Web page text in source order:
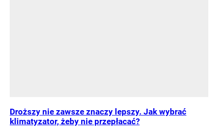
Droższy nie zawsze znaczy lepszy. Jak wybrać
klimatyzator, żeby nie przepłacać?